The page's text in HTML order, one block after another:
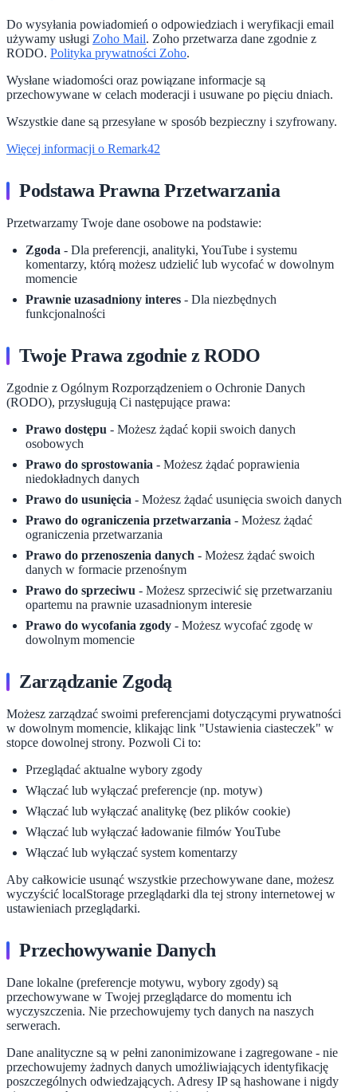
Do wysyłania powiadomień o odpowiedziach i weryfikacji email
używamy usługi Zoho Mail. Zoho przetwarza dane zgodnie z
RODO. Polityka prywatności Zoho.
Wysłane wiadomości oraz powiązane informacje są
przechowywane w celach moderacji i usuwane po pięciu dniach.
Wszystkie dane są przesyłane w sposób bezpieczny i szyfrowany.
Więcej informacji o Remark42
Podstawa Prawna Przetwarzania
Przetwarzamy Twoje dane osobowe na podstawie:
Zgoda - Dla preferencji, analityki, YouTube i systemu
komentarzy, którą możesz udzielić lub wycofać w dowolnym
momencie
Prawnie uzasadniony interes - Dla niezbędnych
funkcjonalności
Twoje Prawa zgodnie z RODO
Zgodnie z Ogólnym Rozporządzeniem o Ochronie Danych
(RODO), przysługują Ci następujące prawa:
Prawo dostępu - Możesz żądać kopii swoich danych
osobowych
Prawo do sprostowania - Możesz żądać poprawienia
niedokładnych danych
Prawo do usunięcia - Możesz żądać usunięcia swoich danych
Prawo do ograniczenia przetwarzania - Możesz żądać
ograniczenia przetwarzania
Prawo do przenoszenia danych - Możesz żądać swoich
danych w formacie przenośnym
Prawo do sprzeciwu - Możesz sprzeciwić się przetwarzaniu
opartemu na prawnie uzasadnionym interesie
Prawo do wycofania zgody - Możesz wycofać zgodę w
dowolnym momencie
Zarządzanie Zgodą
Możesz zarządzać swoimi preferencjami dotyczącymi prywatności
w dowolnym momencie, klikając link "Ustawienia ciasteczek" w
stopce dowolnej strony. Pozwoli Ci to:
Przeglądać aktualne wybory zgody
Włączać lub wyłączać preferencje (np. motyw)
Włączać lub wyłączać analitykę (bez plików cookie)
Włączać lub wyłączać ładowanie filmów YouTube
Włączać lub wyłączać system komentarzy
Aby całkowicie usunąć wszystkie przechowywane dane, możesz
wyczyścić localStorage przeglądarki dla tej strony internetowej w
ustawieniach przeglądarki.
Przechowywanie Danych
Dane lokalne (preferencje motywu, wybory zgody) są
przechowywane w Twojej przeglądarce do momentu ich
wyczyszczenia. Nie przechowujemy tych danych na naszych
serwerach.
Dane analityczne są w pełni zanonimizowane i zagregowane - nie
przechowujemy żadnych danych umożliwiających identyfikację
poszczególnych odwiedzających. Adresy IP są hashowane i nigdy